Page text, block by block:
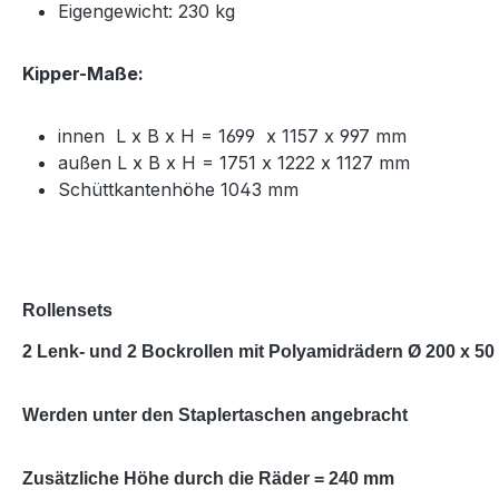
Eigengewicht: 230 kg
Kipper-Maße:
innen L x B x H = 1699 x 1157 x 997 mm
außen L x B x H = 1751 x 1222 x 1127 mm
Schüttkantenhöhe 1043 mm
Rollensets
2 Lenk- und 2 Bockrollen mit Polyamidrädern Ø 200 x 50
Werden unter den Staplertaschen angebracht
Zusätzliche Höhe durch die Räder = 240 mm